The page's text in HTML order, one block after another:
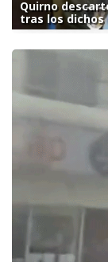
Quirno
tras los dichos